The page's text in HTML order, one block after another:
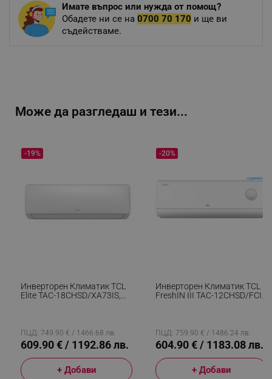
Имате въпрос или нужда от помощ?
Обадете ни се на 0700 70 170 и ще ви
съдействаме.
Може да разгледаш и тези...
Инверторен Климатик TCL
Elite TAC-18CHSD/XA73IS,
Обдухване, Бял
-19%
ПЦД: 749.90 € / 1466.68 лв.
609.90 € / 1192.86 лв.
+ Добави
Инверторен Климатик TCL
FreshIN III TAC-12CHSD/FCI,
Start, IFeel, FreshIN+, ECO,
Бял
-20%
ПЦД: 759.90 € / 1486.24 лв.
604.90 € / 1183.08 лв.
+ Добави